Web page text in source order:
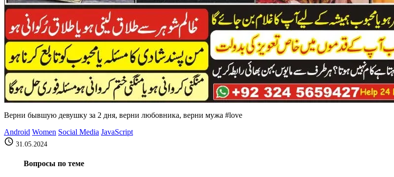
Верни бывшую девушку за 2 дня, верни любовника, верни мужа #love
Android Women Social Media JavaScript
schedule 31.05.2024
Вопросы по теме